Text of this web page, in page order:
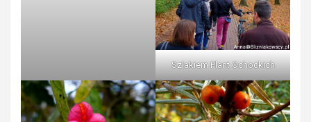
Szlakiem Plant Ochockich